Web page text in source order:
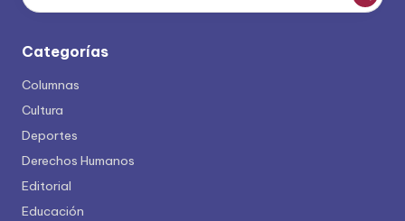
Categorías
Columnas
Cultura
Deportes
Derechos Humanos
Editorial
Educación